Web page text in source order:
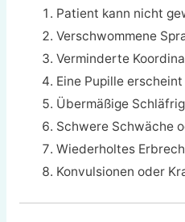
Patient kann nicht
Verschwommene
Verminderte
Eine Pupille
Übermäßige
Schwere Schwäche
Wiederholtes
Konvulsionen oder